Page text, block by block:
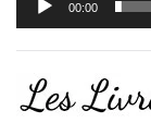
00:00